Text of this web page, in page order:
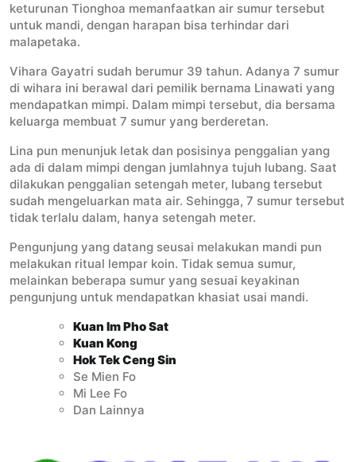
keturunan Tionghoa memanfaatkan air sumur tersebut
untuk mandi, dengan harapan bisa terhindar dari
malapetaka.
Vihara Gayatri sudah berumur 39 tahun. Adanya 7 sumur
di wihara ini berawal dari pemilik bernama Linawati yang
mendapatkan mimpi. Dalam mimpi tersebut, dia bersama
keluarga membuat 7 sumur yang berderetan.
Lina pun menunjuk letak dan posisinya penggalian yang
ada di dalam mimpi dengan jumlahnya tujuh lubang. Saat
dilakukan penggalian setengah meter, lubang tersebut
sudah mengeluarkan mata air. Sehingga, 7 sumur tersebut
tidak terlalu dalam, hanya setengah meter.
Pengunjung yang datang seusai melakukan mandi pun
melakukan ritual lempar koin. Tidak semua sumur,
melainkan beberapa sumur yang sesuai keyakinan
pengunjung untuk mendapatkan khasiat usai mandi.
Kuan Im Pho Sat
Kuan Kong
Hok Tek Ceng Sin
Se Mien Fo
Mi Lee Fo
Dan Lainnya